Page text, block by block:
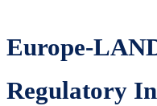
Europe-
Regulatory